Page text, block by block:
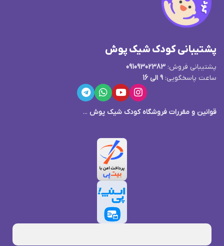
پشتیبانی کودک شیک پوش
پشتیبانی فروش: 09109302383
ساعت پاسخگویی: 9 الی 16
قوانین و مقررات فروشگاه کودک شیک پوش ...